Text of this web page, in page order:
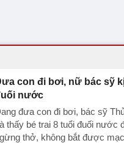
con đi bơi, nữ bác sỹ
nước
đưa con đi bơi, bác sỹ
thấy bé trai 8 tuổi đuối nước
thở, không bắt được